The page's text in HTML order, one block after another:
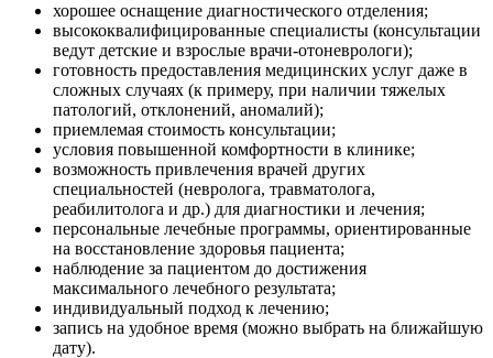
хорошее оснащение диагностического отделения;
высококвалифицированные специалисты (консультации
ведут детские и взрослые врачи-отоневрологи);
готовность предоставления медицинских услуг даже в
сложных случаях (к примеру, при наличии тяжелых
патологий, отклонений, аномалий);
приемлемая стоимость консультации;
условия повышенной комфортности в клинике;
возможность привлечения врачей других
специальностей (невролога, травматолога,
реабилитолога и др.) для диагностики и лечения;
персональные лечебные программы, ориентированные
на восстановление здоровья пациента;
наблюдение за пациентом до достижения
максимального лечебного результата;
индивидуальный подход к лечению;
запись на удобное время (можно выбрать на ближайшую
дату).